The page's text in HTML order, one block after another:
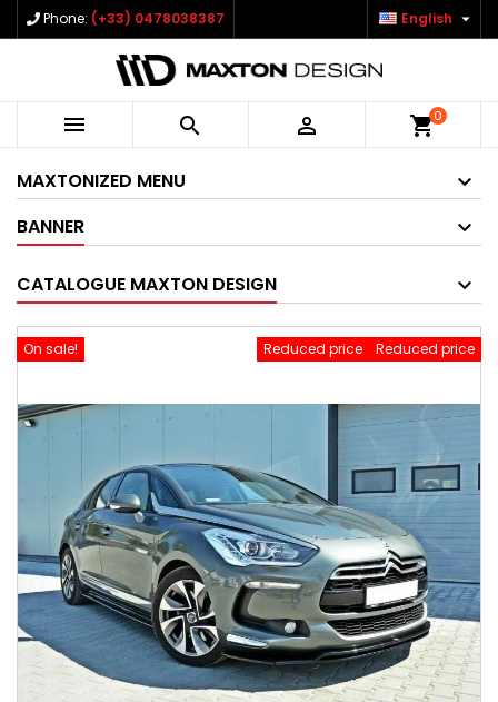
Phone: (+33) 0478038387 English 
   shopping_cart0
MAXTONIZED MENU
BANNER
CATALOGUE MAXTON DESIGN
On sale! Reduced price
Reduced price